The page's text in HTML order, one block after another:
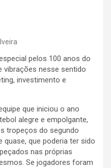
pelos 100 anos do
vibrações nesse sentido
investimento e
que iniciou o ano
alegre e empolgante,
tropeços do segundo
que poderia ter sido
nas próprias
Se jogadores foram